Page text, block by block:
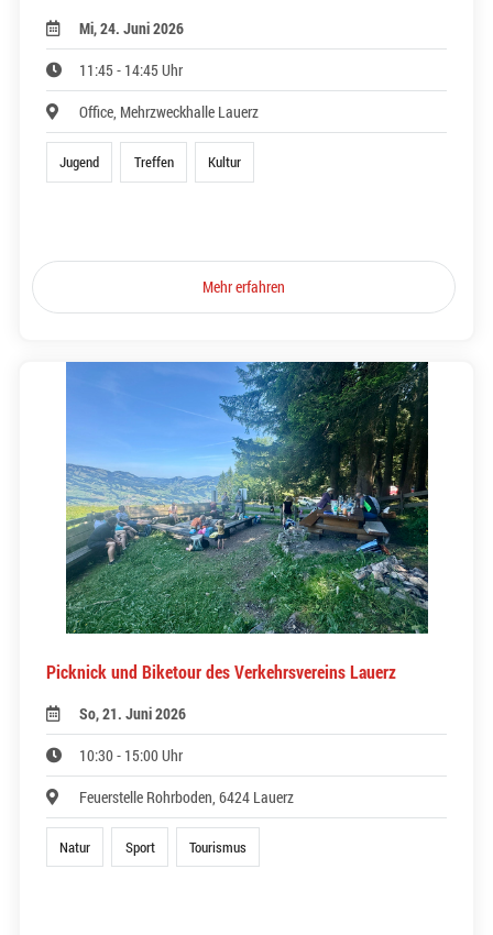
Mi, 24. Juni 2026
11:45 - 14:45 Uhr
Office, Mehrzweckhalle Lauerz
Jugend Treffen Kultur
Mehr erfahren
Picknick und Biketour des Verkehrsvereins Lauerz
So, 21. Juni 2026
10:30 - 15:00 Uhr
Feuerstelle Rohrboden, 6424 Lauerz
Natur Sport Tourismus